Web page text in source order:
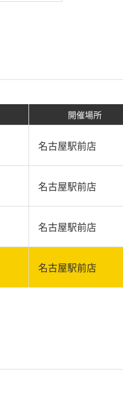
開催場所
名古屋駅前店
名古屋駅前店
名古屋駅前店
名古屋駅前店